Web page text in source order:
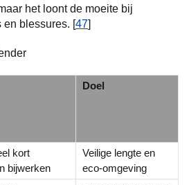
het loont de moeite bij
en blessures. [47]
Doel
kort
bijwerken
Veilige lengte en
eco-omgeving